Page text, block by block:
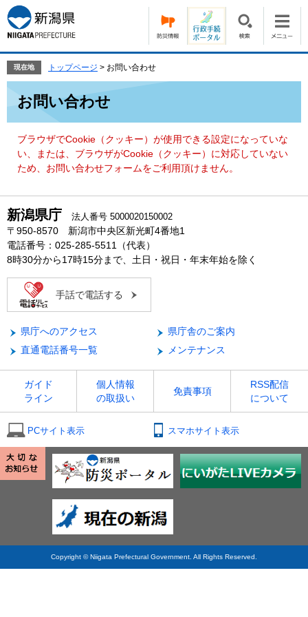
ー
ジ
の
頭
す。
ニ
ュ
ー
飛
て
現在地 トップページ > お問い合わせ
お問い合わせ
ブラウザでCookie（クッキー）が使用できる設定になっていな
い、または、ブラウザがCookie（クッキー）に対応していない
ため、お問い合わせフォームをご利用頂けません。
新潟県庁 法人番号 5000020150002
〒950-8570 新潟市中央区新光町4番地1
電話番号：025-285-5511（代表）
8時30分から17時15分まで、土日・祝日・年末年始を除く
手話で電話する
県庁へのアクセス
県庁舎のご案内
直通電話番号一覧
メンテナンス
ガイド
ライン
個人情報
の取扱い
免責事項
RSS配信
について
PCサイト表示 スマホサイト表示
Copyright © Niigata Prefectural Government. All Rights Reserved.